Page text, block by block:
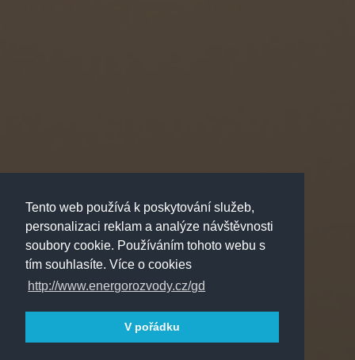
Tento web používá k poskytování služeb,
personalizaci reklam a analýze návštěvnosti
soubory cookie. Používáním tohoto webu s
tím souhlasíte. Více o cookies
http://www.energorozvody.cz/gd
V pořádku